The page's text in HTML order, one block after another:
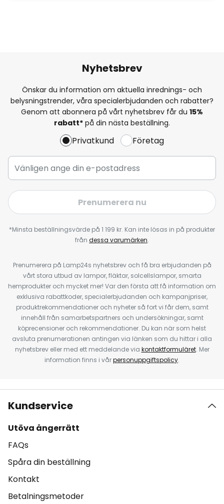
Nyhetsbrev
Önskar du information om aktuella inrednings- och
belysningstrender, våra specialerbjudanden och rabatter?
Genom att abonnera på vårt nyhetsbrev får du 15%
rabatt* på din nästa beställning.
Privatkund Företag
Prenumerera nu
*Minsta beställningsvärde på 1 199 kr. Kan inte lösas in på produkter
från dessa varumärken.
Prenumerera på Lamp24s nyhetsbrev och få bra erbjudanden på
vårt stora utbud av lampor, fläktar, solcellslampor, smarta
hemprodukter och mycket mer! Var den första att få information om
exklusiva rabattkoder, specialerbjudanden och kampanjpriser,
produktrekommendationer och nyheter så fort vi får dem, samt
innehåll från samarbetspartners och undersökningar, samt
köprecensioner och rekommendationer. Du kan när som helst
avsluta prenumerationen antingen via länken som du hittar i alla
nyhetsbrev eller med ett meddelande via kontaktformuläret. Mer
information finns i vårpersonuppgiftspolicy.
Kundservice
Utöva ångerrätt
FAQs
Spåra din beställning
Kontakt
Betalningsmetoder